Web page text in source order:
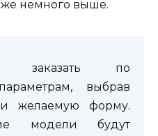
немного выше.
заказать по
выбрав
желаемую форму.
модели будут